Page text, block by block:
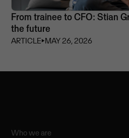
From trainee to CFO: Stian
the future
ARTICLE⏵MAY 26, 2026
Who we are